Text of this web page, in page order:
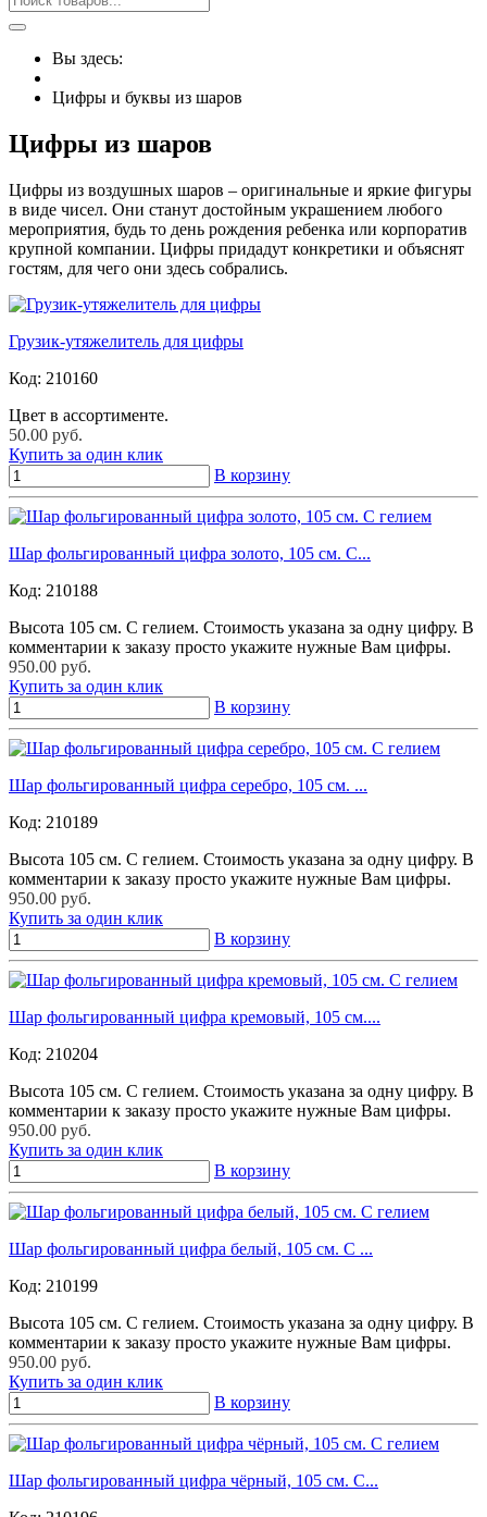
Вы здесь:
Цифры и буквы из шаров
Цифры из шаров
Цифры из воздушных шаров – оригинальные и яркие фигуры
в виде чисел. Они станут достойным украшением любого
мероприятия, будь то день рождения ребенка или корпоратив
крупной компании. Цифры придадут конкретики и объяснят
гостям, для чего они здесь собрались.
Грузик-утяжелитель для цифры
Код: 210160
Цвет в ассортименте.
50.00 руб.
Купить за один клик
В корзину
Шар фольгированный цифра золото, 105 см. С...
Код: 210188
Высота 105 см. С гелием. Стоимость указана за одну цифру. В
комментарии к заказу просто укажите нужные Вам цифры.
950.00 руб.
Купить за один клик
В корзину
Шар фольгированный цифра серебро, 105 см. ...
Код: 210189
Высота 105 см. С гелием. Стоимость указана за одну цифру. В
комментарии к заказу просто укажите нужные Вам цифры.
950.00 руб.
Купить за один клик
В корзину
Шар фольгированный цифра кремовый, 105 см....
Код: 210204
Высота 105 см. С гелием. Стоимость указана за одну цифру. В
комментарии к заказу просто укажите нужные Вам цифры.
950.00 руб.
Купить за один клик
В корзину
Шар фольгированный цифра белый, 105 см. С ...
Код: 210199
Высота 105 см. С гелием. Стоимость указана за одну цифру. В
комментарии к заказу просто укажите нужные Вам цифры.
950.00 руб.
Купить за один клик
В корзину
Шар фольгированный цифра чёрный, 105 см. С...